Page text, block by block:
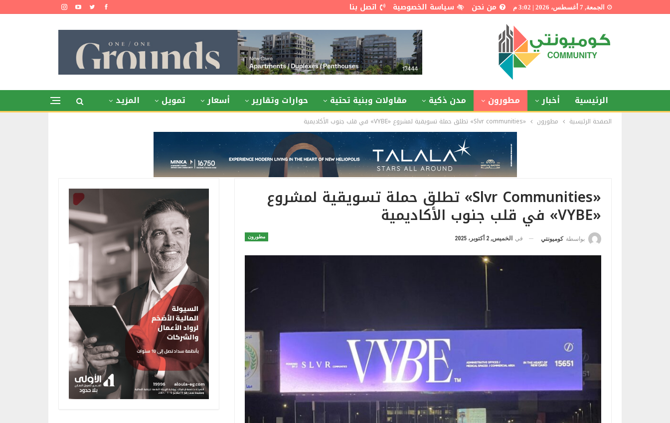
الجمعة, 7 أغسطس، 2026 | 3:02 م من نحن سياسة الخصوصية اتصل بنا
الرئيسية أخبار مطورون مدن ذكية مقاولات وبنية تحتية حوارات وتقارير أسعار تمويل المزيد
الصفحة الرئيسية مطورون «Slvr communities» تطلق حملة تسويقية لمشروع «VYBE» في قلب جنوب الأكاديمية
«Slvr Communities» تطلق حملة تسويقية لمشروع
«VYBE» في قلب جنوب الأكاديمية
مطورون بواسطة كوميونتي في الخميس, 2 أكتوبر، 2025